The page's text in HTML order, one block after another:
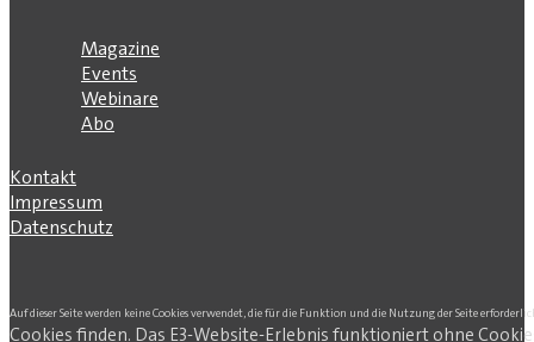
Magazine
Events
Webinare
Abo
Kontakt
Impressum
Datenschutz
Auf dieser Seite werden keine Cookies verwendet, die für die Funktion und die Nutzung der Seite
Cookies finden. Das E3-Website-Erlebnis funktioniert ohne